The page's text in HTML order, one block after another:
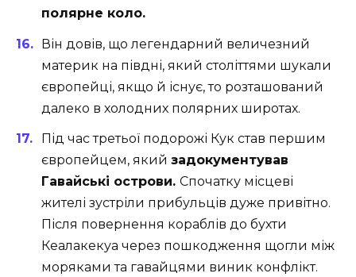
полярне коло.
Він довів, що легендарний величезний
материк на півдні, який століттями шукали
європейці, якщо й існує, то розташований
далеко в холодних полярних широтах.
Під час третьої подорожі Кук став першим
європейцем, який задокументував
Гавайські острови. Спочатку місцеві
жителі зустріли прибульців дуже привітно.
Після повернення кораблів до бухти
Кеалакекуа через пошкодження щогли між
моряками та гавайцями виник конфлікт.